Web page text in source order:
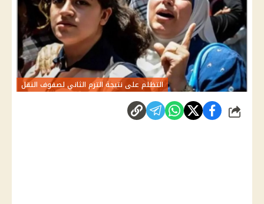
التظلم على نتيجة الترم الثاني لصفوف النقل
شارك